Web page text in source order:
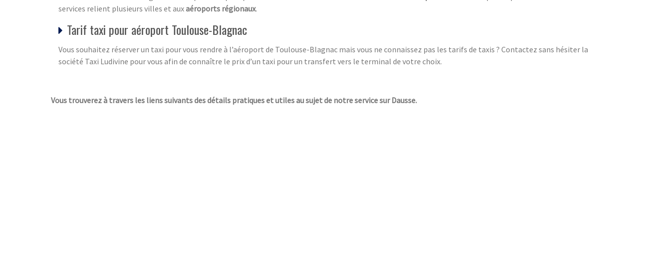
services relient plusieurs villes et auxaéroports régionaux.
Tarif taxi pour aéroport Toulouse-Blagnac
Vous souhaitez réserver un taxi pour vous rendre à l’aéroport de Toulouse-Blagnac mais vous ne connaissez pas les tarifs de taxis ? Contactez sans hésiter la
société Taxi Ludivine pour vous afin de connaître le prix d’un taxi pour un transfert vers le terminal de votre choix.
Vous trouverez à travers les liens suivants des détails pratiques et utiles au sujet de notre service sur Dausse.